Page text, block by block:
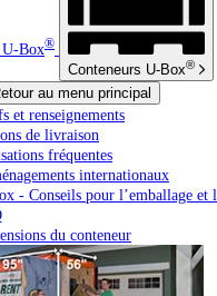
U-Box®
Conteneurs U-Box®
au menu principal
et renseignements
de livraison
fréquentes
internationaux
- Conseils pour l’emballage et
du conteneur